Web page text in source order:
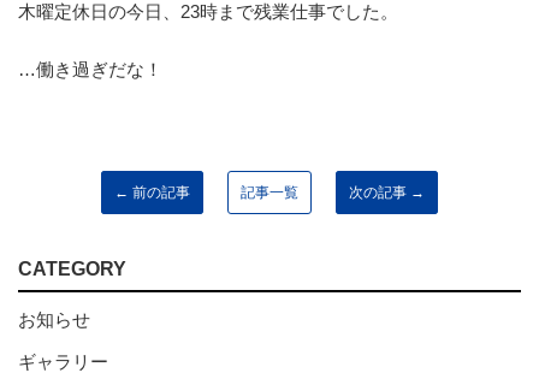
木曜定休日の今日、23時まで残業仕事でした。
…働き過ぎだな！
← 前の記事 記事一覧 次の記事 →
CATEGORY
お知らせ
ギャラリー